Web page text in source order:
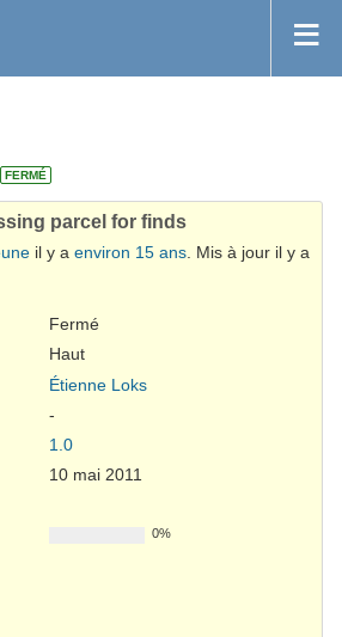
FERMÉ
parcel for finds
il y a environ 15 ans. Mis à jour il y a
Fermé
Haut
Étienne Loks
-
1.0
10 mai 2011
0%